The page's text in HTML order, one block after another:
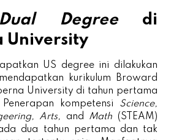
Dual Degree di
University
US degree ini dilakukan
kurikulum Broward
University di tahun pertama
kompetensi Science,
Arts, and Math (STEAM)
dua tahun pertama dan tak